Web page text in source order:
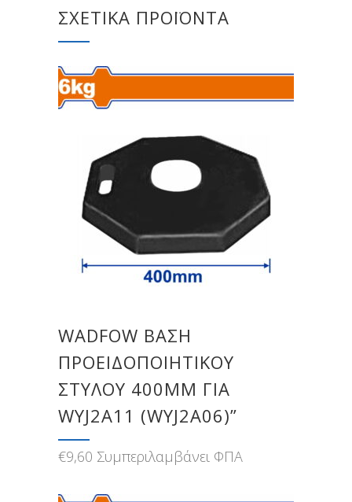
ΣΧΕΤΙΚΆ ΠΡΟΪΌΝΤΑ
WADFOW ΒΑΣΗ
ΠΡΟΕΙΔΟΠΟΙΗΤΙΚΟΥ
ΣΤΥΛΟΥ 400MM ΓΙΑ
WYJ2A11 (WYJ2A06)”
€9,60 Συμπεριλαμβάνει ΦΠΑ